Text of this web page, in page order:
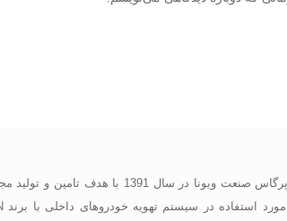
شرکت پرگاس صنعت ویونا در سال 1391